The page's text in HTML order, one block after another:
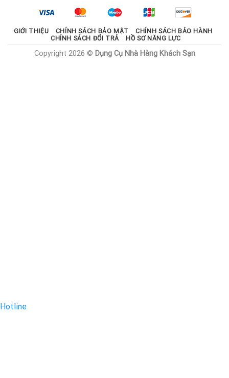
1.785.000 ₫.
GIỚI THIỆU CHÍNH SÁCH BẢO MẬT
CHÍNH SÁCH BẢO HÀNH
CHÍNH SÁCH ĐỔI TRẢ
HỒ SƠ NĂNG LỰC
Copyright 2026 © Dụng Cụ Nhà Hàng Khách Sạn
Hotline